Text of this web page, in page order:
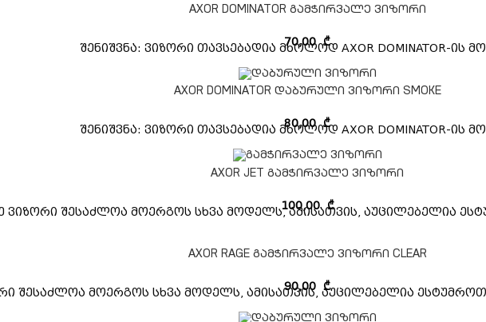
AXOR DOMINATOR გამჭირვალე ვიზორი
70,00₾
შენიშვნა: ვიზორი თავსებადია მხოლოდ AXOR DOMINATOR-ის
AXOR DOMINATOR დაბურული ვიზორი SMOKE
80,00₾
შენიშვნა: ვიზორი თავსებადია მხოლოდ AXOR DOMINATOR-ის
AXOR JET გამჭირვალე ვიზორი
100,00₾
ვიზორი შესაძლოა მოერგოს სხვა მოდელს, ამისათვის, აუცილებელია
AXOR RAGE გამჭირვალე ვიზორი CLEAR
90,00 ₾
შესაძლოა მოერგოს სხვა მოდელს, ამისათვის, აუცილებელია